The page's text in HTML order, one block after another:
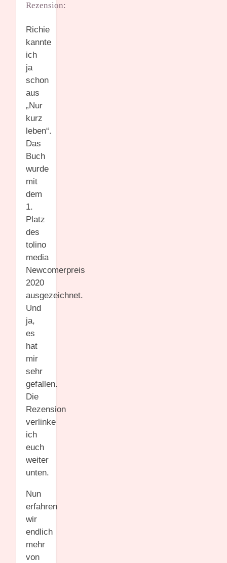
Rezension:
Richie
kannte
ich
ja
schon
aus
„Nur
kurz
leben“.
Das
Buch
wurde
mit
dem
1.
Platz
des
tolino
media
Newcomerpreis
2020
ausgezeichnet.
Und
ja,
es
hat
mir
sehr
gefallen.
Die
Rezension
verlinke
ich
euch
weiter
unten.
Nun
erfahren
wir
endlich
mehr
von